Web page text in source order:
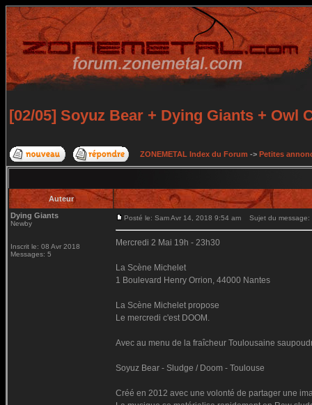
[02/05] Soyuz Bear + Dying Giants + Owl
ZONEMETAL Index du Forum -> Petites
Auteur
Dying Giants
Newby
Inscrit le: 08 Avr 2018
Messages: 5
Posté le: Sam Avr 14, 2018 9:54 am Sujet du message:
Mercredi 2 Mai 19h - 23h30
La Scène Michelet
1 Boulevard Henry Orrion, 44000 Nantes
La Scène Michelet propose
Le mercredi c'est DOOM.
Avec au menu de la fraîcheur Toulousaine
Soyuz Bear - Sludge / Doom - Toulouse
Créé en 2012 avec une volonté de partager une